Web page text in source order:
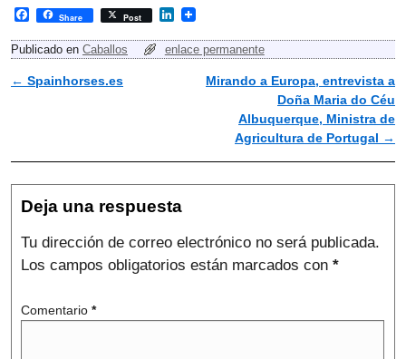
F
c
e
o
Share Post
L
n
k
Publicado en Caballos enlace permanente
Navegador de artículos
← Spainhorses.es
Mirando a Europa, entrevista a
Doña Maria do Céu
Albuquerque, Ministra de
Agricultura de Portugal →
Deja una respuesta
Tu dirección de correo electrónico no será publicada.
Los campos obligatorios están marcados con *
Comentario *